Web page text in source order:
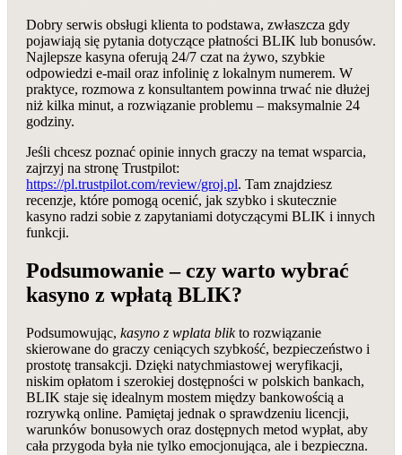
Dobry serwis obsługi klienta to podstawa, zwłaszcza gdy
pojawiają się pytania dotyczące płatności BLIK lub bonusów.
Najlepsze kasyna oferują 24/7 czat na żywo, szybkie
odpowiedzi e‑mail oraz infolinię z lokalnym numerem. W
praktyce, rozmowa z konsultantem powinna trwać nie dłużej
niż kilka minut, a rozwiązanie problemu – maksymalnie 24
godziny.
Jeśli chcesz poznać opinie innych graczy na temat wsparcia,
zajrzyj na stronę Trustpilot:
https://pl.trustpilot.com/review/groj.pl. Tam znajdziesz
recenzje, które pomogą ocenić, jak szybko i skutecznie
kasyno radzi sobie z zapytaniami dotyczącymi BLIK i innych
funkcji.
Podsumowanie – czy warto wybrać
kasyno z wpłatą BLIK?
Podsumowując, kasyno z wplata blikto rozwiązanie
skierowane do graczy ceniących szybkość, bezpieczeństwo i
prostotę transakcji. Dzięki natychmiastowej weryfikacji,
niskim opłatom i szerokiej dostępności w polskich bankach,
BLIK staje się idealnym mostem między bankowością a
rozrywką online. Pamiętaj jednak o sprawdzeniu licencji,
warunków bonusowych oraz dostępnych metod wypłat, aby
cała przygoda była nie tylko emocjonująca, ale i bezpieczna.